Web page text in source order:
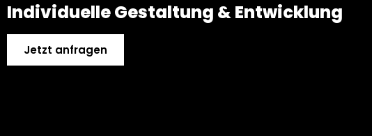
Individuelle Gestaltung & Entwicklung
Jetzt anfragen